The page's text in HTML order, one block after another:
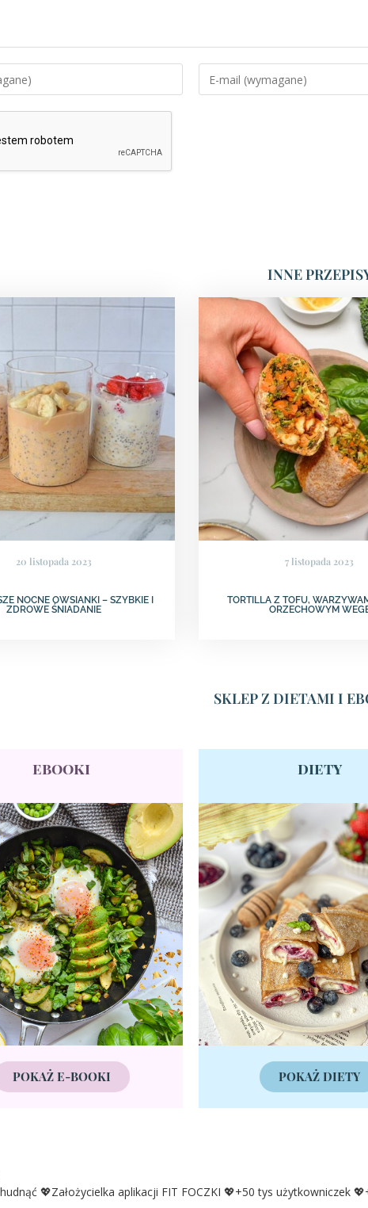
INNE
20 listopada 2023
NOCNE OWSIANKI – SZYBKIE I
ZDROWE ŚNIADANIE
7 listopada 2023
TORTILLA Z TOFU,
ORZECHOWYM
SKLEP Z DIETAMI I
ebooki
POKAŻ E-BOOKI
diety
POKAŻ DIETY
💖Założycielka aplikacji FIT FOCZKI 💖+50 tys użytkowniczek